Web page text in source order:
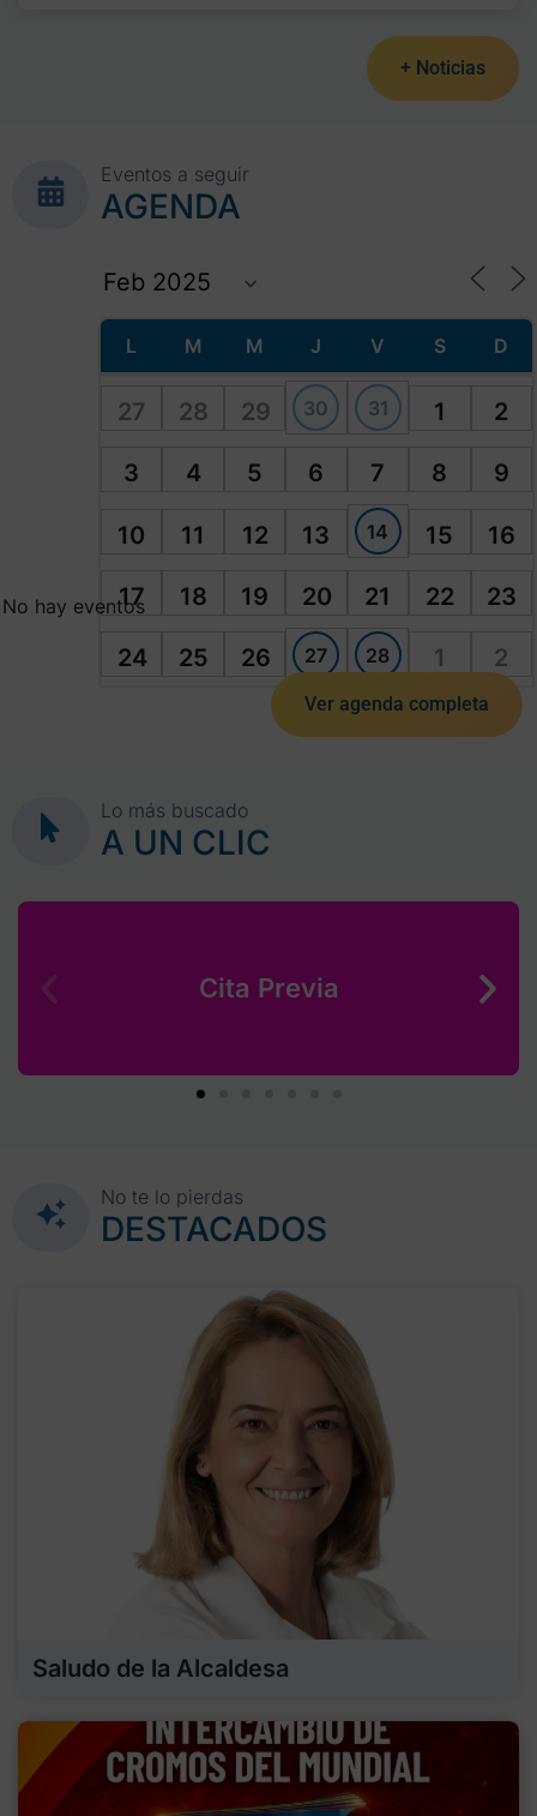
+ Noticias
Eventos a seguir
AGENDA
L M M J V S D
27 28 29 30 31 1 2
3 4 5 6 7 8 9
10 11 12 13 14 15 16
17 18 19 20 21 22 23
24 25 26 27 28 1 2
No hay eventos
Ver agenda completa
Lo más buscado
A UN CLIC
Cita Previa
No te lo pierdas
DESTACADOS
Saludo de la Alcaldesa